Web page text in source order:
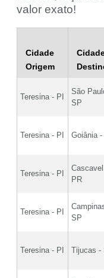
valor exato!
Cidade
Origem
Teresina - PI
São
SP
Teresina - PI Goiânia -
Teresina - PI
PR
Teresina - PI
SP
Teresina - PI Tijucas -